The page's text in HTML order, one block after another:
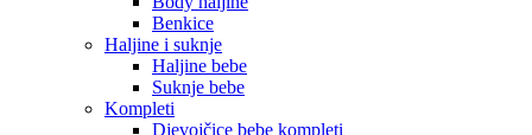
Benkice
Haljine i suknje
Haljine bebe
Suknje bebe
Kompleti
Djevojčice bebe kompleti